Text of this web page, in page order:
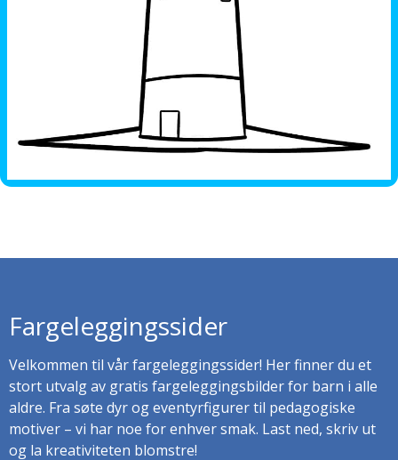
Fargeleggingssider
Velkommen til vår fargeleggingssider! Her finner du et
stort utvalg av gratis fargeleggingsbilder for barn i alle
aldre. Fra søte dyr og eventyrfigurer til pedagogiske
motiver – vi har noe for enhver smak. Last ned, skriv ut
og la kreativiteten blomstre!